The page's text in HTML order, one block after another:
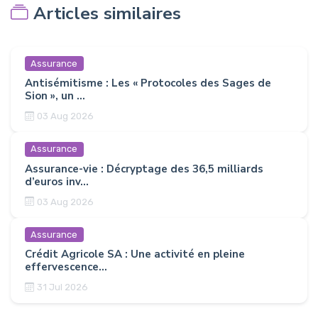
Articles similaires
Assurance
Antisémitisme : Les « Protocoles des Sages de
Sion », un ...
03 Aug 2026
Assurance
Assurance-vie : Décryptage des 36,5 milliards
d’euros inv...
03 Aug 2026
Assurance
Crédit Agricole SA : Une activité en pleine
effervescence...
31 Jul 2026